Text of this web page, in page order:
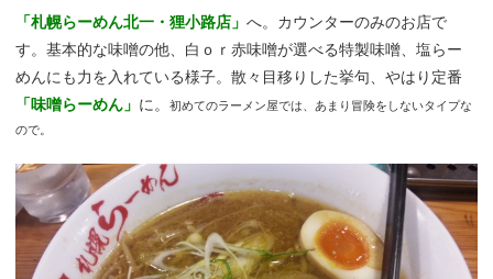
「札幌らーめん北一・狸小路店」へ。カウンターのみのお店で
す。基本的な味噌の他、白ｏｒ赤味噌が選べる特製味噌、塩らー
めんにも力を入れている様子。散々目移りした挙句、やはり定番
「味噌らーめん」 に。初めてのラーメン屋では、あまり冒険をしないタイプな
ので。